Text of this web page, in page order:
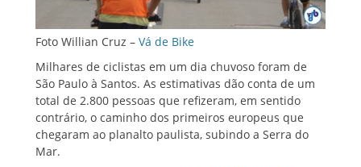
Foto Willian Cruz – Vá de Bike
Milhares de ciclistas em um dia chuvoso foram de
São Paulo à Santos. As estimativas dão conta de um
total de 2.800 pessoas que refizeram, em sentido
contrário, o caminho dos primeiros europeus que
chegaram ao planalto paulista, subindo a Serra do
Mar.